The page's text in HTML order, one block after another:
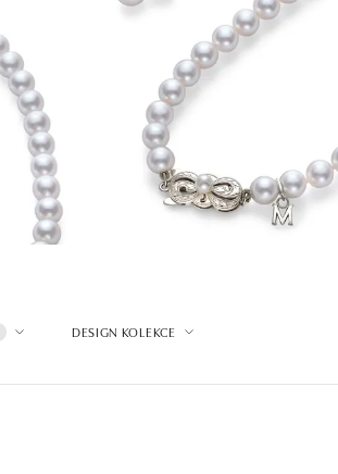
DESIGN KOLEKCE